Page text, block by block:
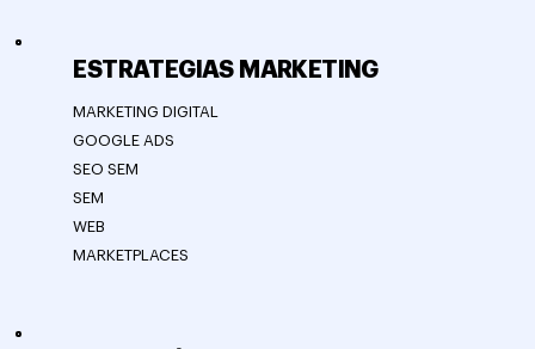
ESTRATEGIAS MARKETING
MARKETING DIGITAL
GOOGLE ADS
SEO SEM
SEM
WEB
MARKETPLACES